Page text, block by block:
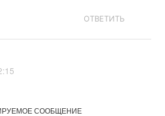
ОТВЕТИТЬ
СООБЩЕНИЕ